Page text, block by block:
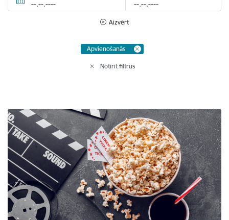
Aizvērt
Apvienošanās
Notīrīt filtrus